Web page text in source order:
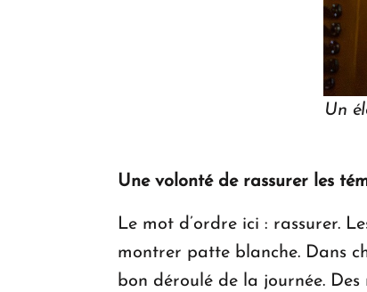
Un
Une volonté de rassurer les
Le mot d’ordre ici : rassurer.
montrer patte blanche. Dans
bon déroulé de la journée.